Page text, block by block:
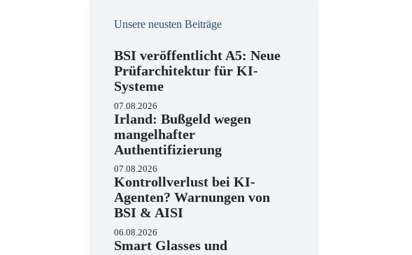
Unsere neusten Beiträge
BSI veröffentlicht A5: Neue
Prüfarchitektur für KI-
Systeme
07.08.2026
Irland: Bußgeld wegen
mangelhafter
Authentifizierung
07.08.2026
Kontrollverlust bei KI-
Agenten? Warnungen von
BSI & AISI
06.08.2026
Smart Glasses und